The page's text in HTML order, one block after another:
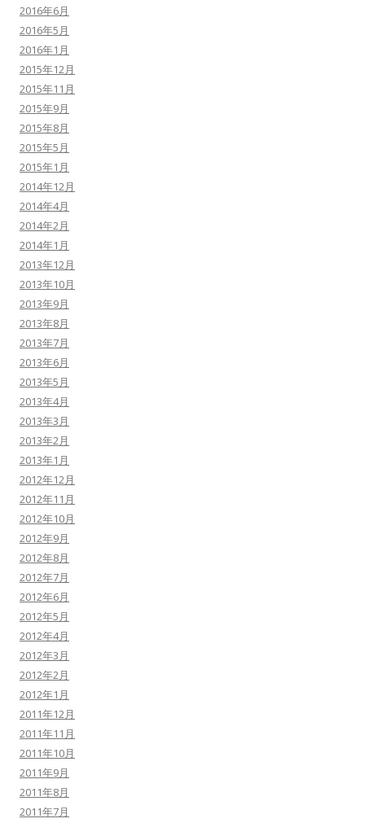
2016年6月
2016年5月
2016年1月
2015年12月
2015年11月
2015年9月
2015年8月
2015年5月
2015年1月
2014年12月
2014年4月
2014年2月
2014年1月
2013年12月
2013年10月
2013年9月
2013年8月
2013年7月
2013年6月
2013年5月
2013年4月
2013年3月
2013年2月
2013年1月
2012年12月
2012年11月
2012年10月
2012年9月
2012年8月
2012年7月
2012年6月
2012年5月
2012年4月
2012年3月
2012年2月
2012年1月
2011年12月
2011年11月
2011年10月
2011年9月
2011年8月
2011年7月